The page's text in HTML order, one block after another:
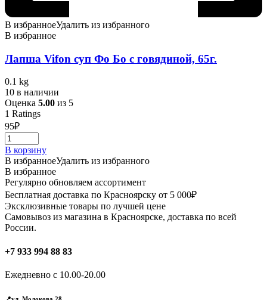
В избранноеУдалить из избранного
В избранное
Лапша Vifon суп Фо Бо с говядиной, 65г.
0.1 kg
10 в наличии
Оценка 5.00 из 5
1 Ratings
95₽
В корзину
В избранноеУдалить из избранного
В избранное
Регулярно обновляем ассортимент
Бесплатная доставка по Красноярску от 5 000₽
Эксклюзивные товары по лучшей цене
Самовывоз из магазина в Красноярске, доставка по всей
России.
+7 933 994 88 83
Ежедневно с 10.00-20.00